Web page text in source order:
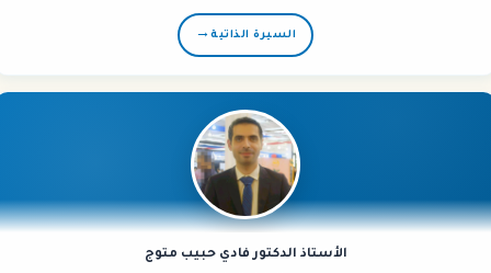
السيرة الذاتية→
الأستاذ الدكتور فادي حبيب متوج